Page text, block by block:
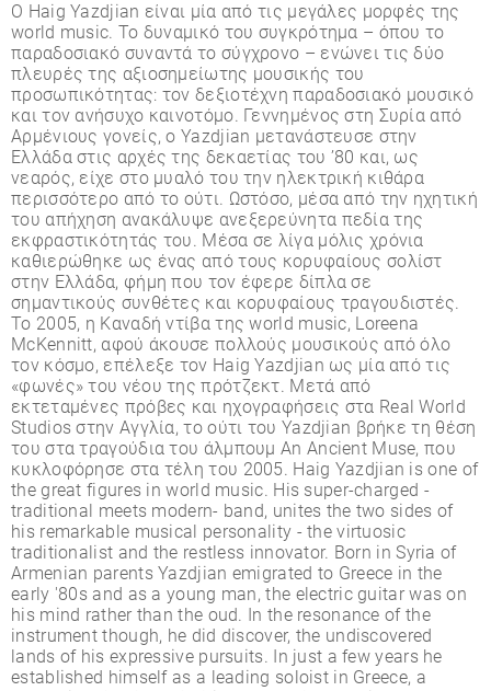
Ο Haig Yazdjian είναι µία από τις µεγάλες µορφές της
world music. Το δυναµικό του συγκρότηµα – όπου το
παραδοσιακό συναντά το σύγχρονο – ενώνει τις δύο
πλευρές της αξιοσηµείωτης µουσικής του
προσωπικότητας: τον δεξιοτέχνη παραδοσιακό µουσικό
και τον ανήσυχο καινοτόµο. Γεννηµένος στη Συρία από
Αρµένιους γονείς, ο Yazdjian µετανάστευσε στην
Ελλάδα στις αρχές της δεκαετίας του ’80 και, ως
νεαρός, είχε στο µυαλό του την ηλεκτρική κιθάρα
περισσότερο από το ούτι. Ωστόσο, µέσα από την ηχητική
του απήχηση ανακάλυψε ανεξερεύνητα πεδία της
εκφραστικότητάς του. Μέσα σε λίγα µόλις χρόνια
καθιερώθηκε ως ένας από τους κορυφαίους σολίστ
στην Ελλάδα, φήµη που τον έφερε δίπλα σε
σηµαντικούς συνθέτες και κορυφαίους τραγουδιστές.
Το 2005, η Καναδή ντίβα της world music, Loreena
McKennitt, αφού άκουσε πολλούς µουσικούς από όλο
τον κόσµο, επέλεξε τον Haig Yazdjian ως µία από τις
«φωνές» του νέου της πρότζεκτ. Μετά από
εκτεταµένες πρόβες και ηχογραφήσεις στα Real World
Studios στην Αγγλία, το ούτι του Yazdjian βρήκε τη θέση
του στα τραγούδια του άλµπουµ An Ancient Muse, που
κυκλοφόρησε στα τέλη του 2005. Haig Yazdjian is one of
the great figures in world music. His super-charged -
traditional meets modern- band, unites the two sides of
his remarkable musical personality - the virtuosic
traditionalist and the restless innovator. Born in Syria of
Armenian parents Yazdjian emigrated to Greece in the
early '80s and as a young man, the electric guitar was on
his mind rather than the oud. In the resonance of the
instrument though, he did discover, the undiscovered
lands of his expressive pursuits. In just a few years he
established himself as a leading soloist in Greece, a